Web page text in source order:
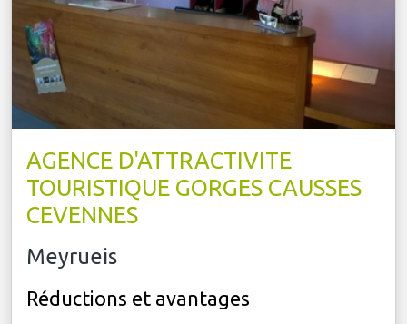
AGENCE D'ATTRACTIVITE
TOURISTIQUE GORGES CAUSSES
CEVENNES
Meyrueis
Réductions et avantages